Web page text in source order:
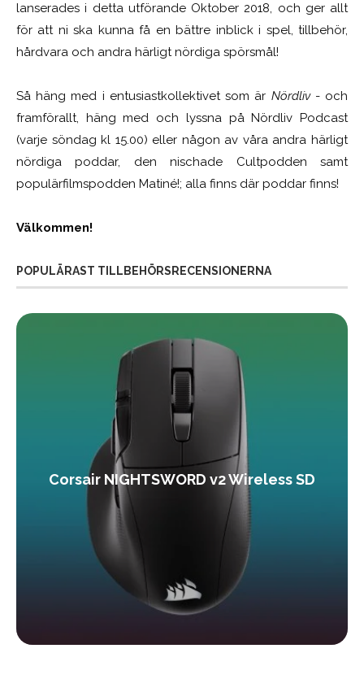
lanserades i detta utförande Oktober 2018, och ger allt
för att ni ska kunna få en bättre inblick i spel, tillbehör,
hårdvara och andra härligt nördiga spörsmål!
Så häng med i entusiastkollektivet som är Nördliv- och
framförallt, häng med och lyssna på Nördliv Podcast
(varje söndag kl 15.00) eller någon av våra andra härligt
nördiga poddar, den nischade Cultpodden samt
populärfilmspodden Matiné!; alla finns där poddar finns!
Välkommen!
POPULÄRAST TILLBEHÖRSRECENSIONERNA
Corsair NIGHTSWORD v2 Wireless SD